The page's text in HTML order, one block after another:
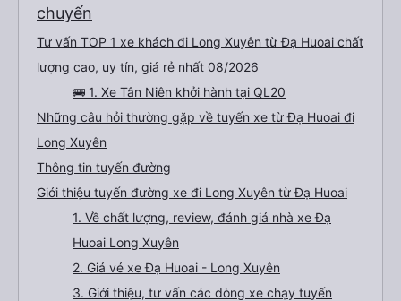
chuyến
Tư vấn TOP 1 xe khách đi Long Xuyên từ Đạ Huoai chất
lượng cao, uy tín, giá rẻ nhất 08/2026
🚌 1. Xe Tân Niên khởi hành tại QL20
Những câu hỏi thường gặp về tuyến xe từ Đạ Huoai đi
Long Xuyên
Thông tin tuyến đường
Giới thiệu tuyến đường xe đi Long Xuyên từ Đạ Huoai
1. Về chất lượng, review, đánh giá nhà xe Đạ
Huoai Long Xuyên
2. Giá vé xe Đạ Huoai - Long Xuyên
3. Giới thiệu, tư vấn các dòng xe chạy tuyến